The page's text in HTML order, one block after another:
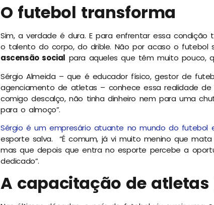
O futebol transforma
Sim, a verdade é dura. E para enfrentar essa
o talento do corpo, do drible. Não por acaso o futebol
ascensão social para aqueles que têm muito pouco,
Sérgio Almeida – que é educador físico, gestor de
agenciamento de atletas – conhece essa realidade
comigo descalço, não tinha dinheiro nem para uma
para o almoço”.
Sérgio é um empresário atuante no mundo do futebol
esporte salva. “É comum, já vi muito menino que
mas que depois que entra no esporte percebe a
dedicado”.
A capacitação de atletas